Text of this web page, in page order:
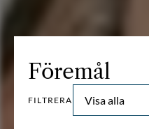
Föremål
FILTRERA Visa alla